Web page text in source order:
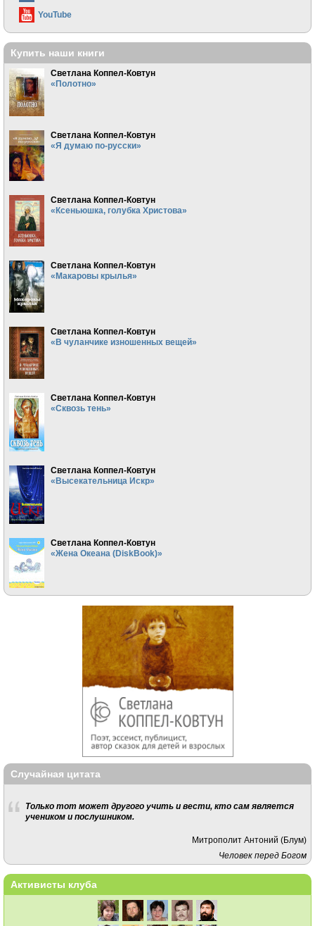
YouTube
Купить наши книги
Светлана Коппел-Ковтун
«Полотно»
Светлана Коппел-Ковтун
«Я думаю по-русски»
Светлана Коппел-Ковтун
«Ксеньюшка, голубка Христова»
Светлана Коппел-Ковтун
«Макаровы крылья»
Светлана Коппел-Ковтун
«В чуланчике изношенных вещей»
Светлана Коппел-Ковтун
«Сквозь тень»
Светлана Коппел-Ковтун
«Высекательница Искр»
Светлана Коппел-Ковтун
«Жена Океана (DiskBook)»
Случайная цитата
Только тот может другого учить и вести, кто сам является
учеником и послушником.
Митрополит Антоний (Блум)
Человек перед Богом
Активисты клуба